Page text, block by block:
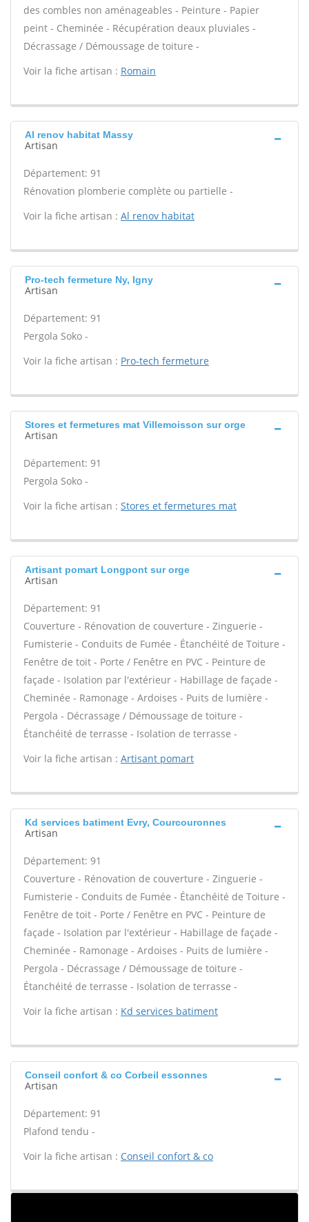
des combles non aménageables - Peinture - Papier
peint - Cheminée - Récupération deaux pluviales -
Décrassage / Démoussage de toiture -
Voir la fiche artisan : Romain
Al renov habitat Massy
Artisan
Département: 91
Rénovation plomberie complète ou partielle -
Voir la fiche artisan : Al renov habitat
Pro-tech fermeture Ny, Igny
Artisan
Département: 91
Pergola Soko -
Voir la fiche artisan : Pro-tech fermeture
Stores et fermetures mat Villemoisson sur orge
Artisan
Département: 91
Pergola Soko -
Voir la fiche artisan : Stores et fermetures mat
Artisant pomart Longpont sur orge
Artisan
Département: 91
Couverture - Rénovation de couverture - Zinguerie -
Fumisterie - Conduits de Fumée - Étanchéité de Toiture -
Fenêtre de toit - Porte / Fenêtre en PVC - Peinture de
façade - Isolation par l'extérieur - Habillage de façade -
Cheminée - Ramonage - Ardoises - Puits de lumière -
Pergola - Décrassage / Démoussage de toiture -
Étanchéité de terrasse - Isolation de terrasse -
Voir la fiche artisan : Artisant pomart
Kd services batiment Evry, Courcouronnes
Artisan
Département: 91
Couverture - Rénovation de couverture - Zinguerie -
Fumisterie - Conduits de Fumée - Étanchéité de Toiture -
Fenêtre de toit - Porte / Fenêtre en PVC - Peinture de
façade - Isolation par l'extérieur - Habillage de façade -
Cheminée - Ramonage - Ardoises - Puits de lumière -
Pergola - Décrassage / Démoussage de toiture -
Étanchéité de terrasse - Isolation de terrasse -
Voir la fiche artisan : Kd services batiment
Conseil confort & co Corbeil essonnes
Artisan
Département: 91
Plafond tendu -
Voir la fiche artisan : Conseil confort & co